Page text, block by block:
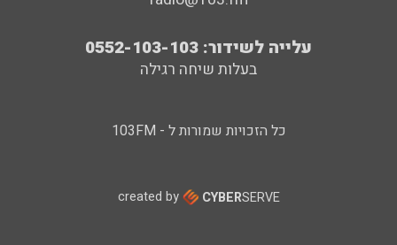
עלייה לשידור: 0552-103-103
בעלות שיחה רגילה
כל הזכויות שמורות ל - 103FM
created by CYBERSERVE